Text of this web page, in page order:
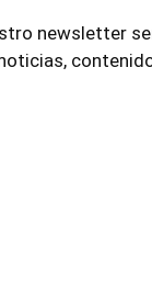
newsletter